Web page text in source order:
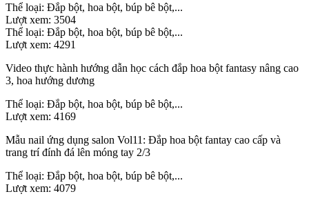
Thể loại: Đắp bột, hoa bột, búp bê bột,...
Lượt xem: 3504
Thể loại: Đắp bột, hoa bột, búp bê bột,...
Lượt xem: 4291
Video thực hành hướng dẫn học cách đắp hoa bột fantasy nâng cao
3, hoa hướng dương
Thể loại: Đắp bột, hoa bột, búp bê bột,...
Lượt xem: 4169
Mẫu nail ứng dụng salon Vol11: Đắp hoa bột fantay cao cấp và
trang trí đính đá lên móng tay 2/3
Thể loại: Đắp bột, hoa bột, búp bê bột,...
Lượt xem: 4079